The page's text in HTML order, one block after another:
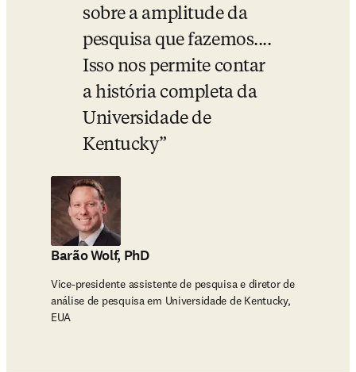
sobre a amplitude da
pesquisa que fazemos....
Isso nos permite contar
a história completa da
Universidade de
Kentucky
Barão Wolf, PhD
Vice-presidente assistente de pesquisa e diretor de
análise de pesquisa em Universidade de Kentucky,
EUA